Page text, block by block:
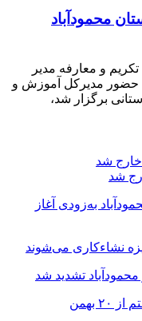
محمودآباد
و معارفه مدیر
حضور مدیرکل آموزش و
برگزار شد،
مگاواتی محمودآباد به‌زودی آغاز
تشدید شد
بهمن